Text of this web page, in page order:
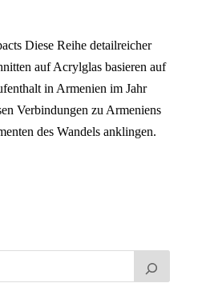
Diese Reihe detailreicher
auf Acrylglas basieren auf
in Armenien im Jahr
Verbindungen zu Armeniens
des Wandels anklingen.